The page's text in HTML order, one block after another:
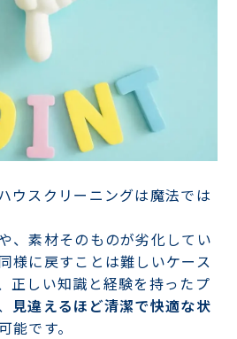
ウスクリーニングは魔法では
、素材そのものが劣化してい
様に戻すことは難しいケース
正しい知識と経験を持ったプ
見違えるほど清潔で快適な状
能です。